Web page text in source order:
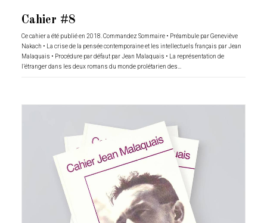
Cahier #8
Ce cahier a été publié en 2018. Commandez Sommaire • Préambule par Geneviève
Nakach • La crise de la pensée contemporaine et les intellectuels français par Jean
Malaquais • Procédure par défaut par Jean Malaquais • La représentation de
l’étranger dans les deux romans du monde prolétarien des…